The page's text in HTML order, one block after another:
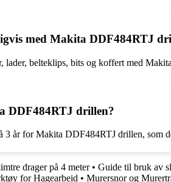
med Makita DDF484RTJ
lader, belteklips, bits og koffert med
DDF484RTJ drillen?
år for Makita DDF484RTJ drillen, som
drager på 4 meter• Guide til bruk av
for Hagearbeid • Murersnor og